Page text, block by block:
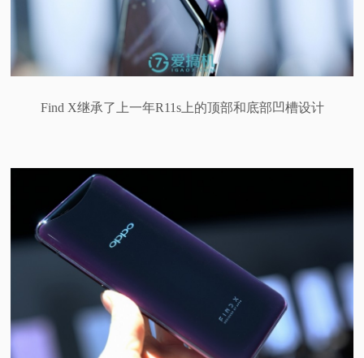
Find X继承了上一年R11s上的顶部和底部凹槽设计